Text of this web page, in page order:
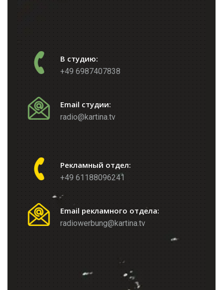
В студию:
+49 6987407838
Email студии:
radio@kartina.tv
Рекламный отдел:
+49 61188096241
Email рекламного отдела:
radiowerbung@kartina.tv